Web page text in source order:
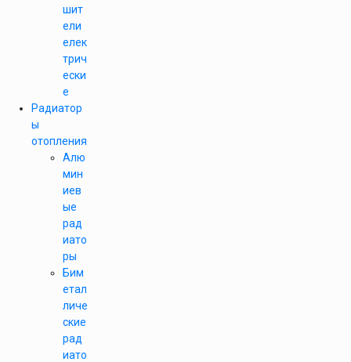
шит
ели
елек
трич
ески
е
Радиатор
ы
отопления
Алю
мин
иев
ые
рад
иато
ры
Бим
етал
личе
ские
рад
иато